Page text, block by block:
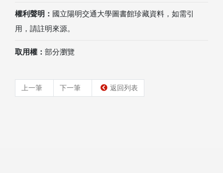
權利聲明： 國立陽明交通大學圖書館珍藏資料，如需引
用，請註明來源。
取用權： 部分瀏覽
上一筆 下一筆 返回列表